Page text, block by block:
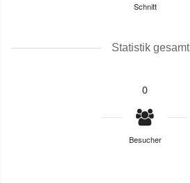
Schnitt
Statistik gesamt
0
Besucher